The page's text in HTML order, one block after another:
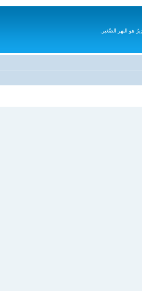
هو النهر الصَّغير.